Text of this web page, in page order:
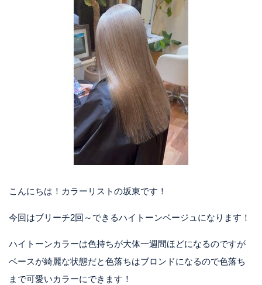
こんにちは！カラーリストの坂東です！
今回はブリーチ2回～できるハイトーンベージュになります！
ハイトーンカラーは色持ちが大体一週間ほどになるのですが
ベースが綺麗な状態だと色落ちはブロンドになるので色落ち
まで可愛いカラーにできます！